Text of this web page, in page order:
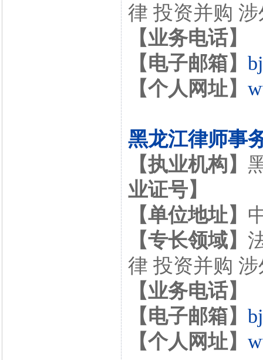
律 投资并购
【业务电话】
【电子邮箱】
【个人网址】
黑龙江律师事
【执业机构】
业证号】
【单位地址】
【专长领域】
律 投资并购
【业务电话】
【电子邮箱】
【个人网址】